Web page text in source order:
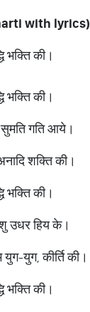
with lyrics)
भक्ति की।
भक्ति की।
गति आये।
शक्ति की।
भक्ति की।
उधर हिय के।
युग, कीर्ति की।
भक्ति की।